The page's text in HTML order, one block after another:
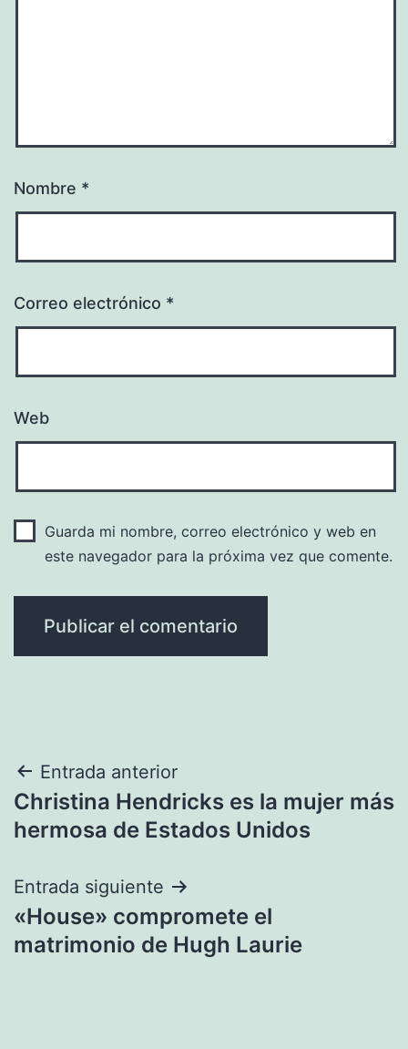
Nombre *
Correo electrónico *
Web
Guarda mi nombre, correo electrónico y web en
este navegador para la próxima vez que comente.
Navegación
de
Entrada anterior
Christina Hendricks es la mujer más
hermosa de Estados Unidos
Entrada siguiente
«House» compromete el
matrimonio de Hugh Laurie